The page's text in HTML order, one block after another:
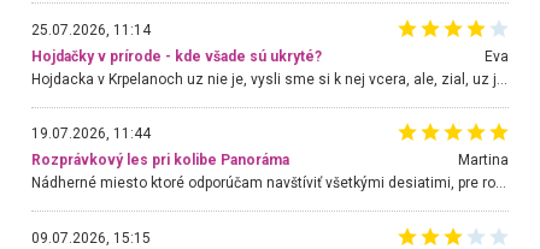
25.07.2026, 11:14
Hojdačky v prírode - kde všade sú ukryté?
Eva
19.07.2026, 11:44
Rozprávkový les pri kolibe Panoráma
Martina
Nádherné miesto ktoré odporúčam navštíviť všetkými desiatimi, pre rodiny s deťmi, dôchodcom... Proste a jednoducho ozaj rozprávkový les.. určite ešte prídeme. Odniesli sme si na pamiatku krásne tričká,
09.07.2026, 15:15